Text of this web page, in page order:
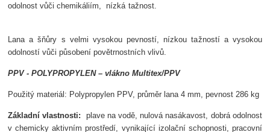
odolnost vůči chemikáliím, nízká tažnost.
Lana ašňůry s velmi vysokou pevností, nízkou tažností a vysokou
odolností vůči působení povětrnostních vlivů.
PPV - POLYPROPYLEN– vlákno Multitex/PPV
Použitý materiál: Polypropylen PPV, průměr lana 4 mm, pevnost 286 kg
Základní vlastnosti: plave na vodě, nulová nasákavost, dobrá odolnost
v chemicky aktivním prostředí, vynikající izolační schopnosti, pracovní